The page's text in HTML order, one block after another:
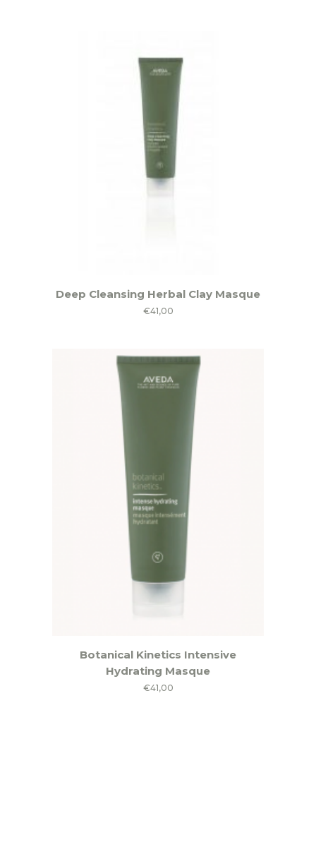
Deep Cleansing Herbal Clay Masque
€41,00
Botanical Kinetics Intensive
Hydrating Masque
€41,00